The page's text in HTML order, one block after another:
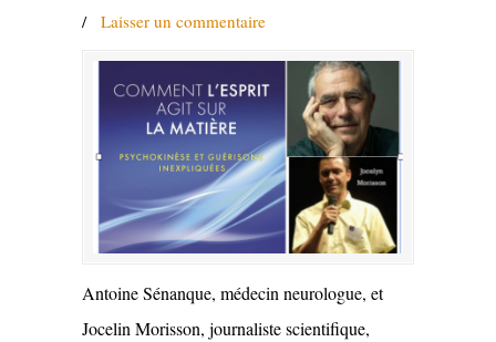
/ Laisser un commentaire
Antoine Sénanque, médecin neurologue, et
Jocelin Morisson, journaliste scientifique,